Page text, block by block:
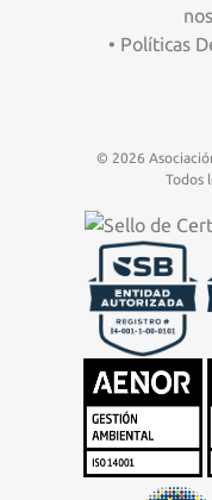
• Políticas
© 2026
Todos